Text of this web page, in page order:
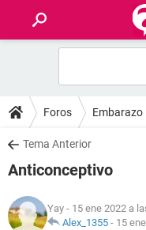
FOROS
SALUD
NUTRICIÓN
Foros Embarazo
Tema Anterior
Anticonceptivo
Yay - 15 ene 2022 a
Alex_1355 - 15